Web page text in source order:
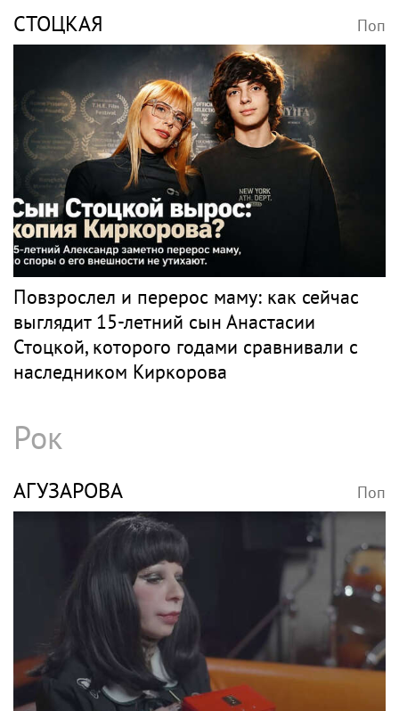
Поп
Весь поп
ЖАСМИН
Оставшаяся без дома семья в Дагестане
обратилась к певице Жасмин и ее супругу
СТОЦКАЯ Поп